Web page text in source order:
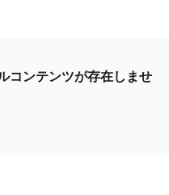
コンテンツが存在しませ